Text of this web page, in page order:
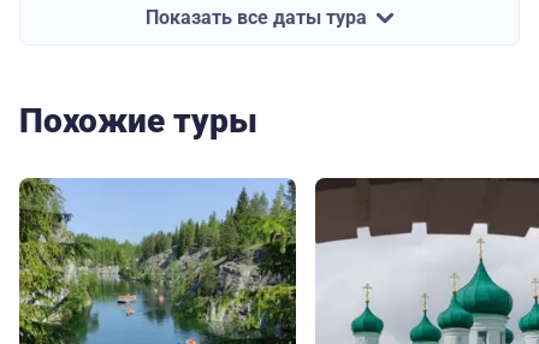
Показать все даты тура
Похожие туры